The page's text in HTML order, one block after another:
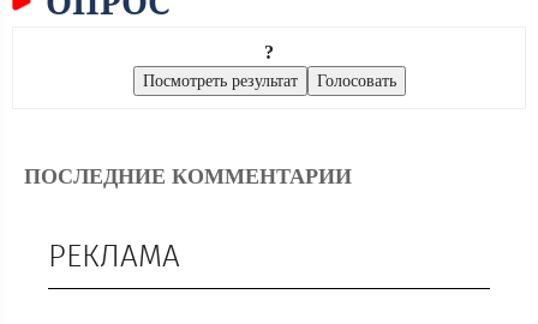
?
ПОСЛЕДНИЕ КОММЕНТАРИИ
РЕКЛАМА